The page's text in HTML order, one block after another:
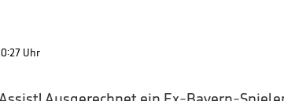
Uhr